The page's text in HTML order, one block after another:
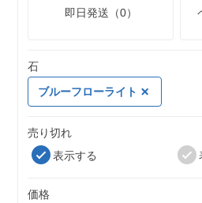
即日発送（0）
石
ブルーフローライト
売り切れ
表示する
価格